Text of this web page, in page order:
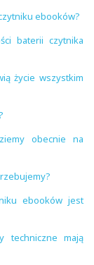
ebooków?
baterii czytnika
życie wszystkim
obecnie na
ebooków jest
techniczne mają